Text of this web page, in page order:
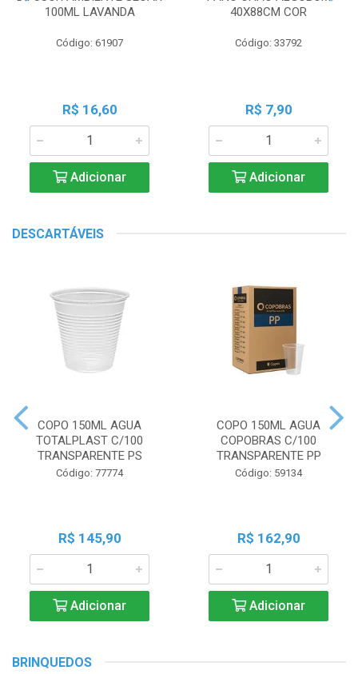
100ML LAVANDA
Código: 61907
R$ 16,60
Adicionar
40X88CM COR
Código: 33792
R$ 7,90
Adicionar
DESCARTÁVEIS
COPO 150ML AGUA
TOTALPLAST C/100
TRANSPARENTE PS
Código: 77774
R$ 145,90
Adicionar
COPO 150ML AGUA
COPOBRAS C/100
TRANSPARENTE PP
Código: 59134
R$ 162,90
Adicionar
BRINQUEDOS